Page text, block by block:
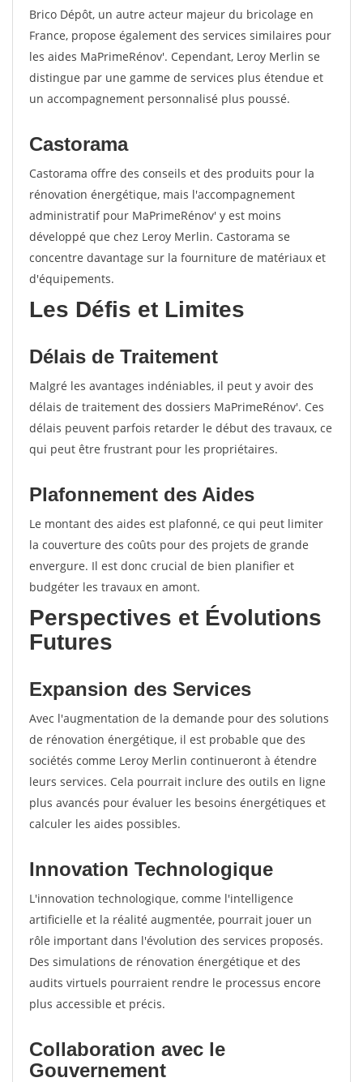
Brico Dépôt, un autre acteur majeur du bricolage en
France, propose également des services similaires pour
les aides MaPrimeRénov'. Cependant, Leroy Merlin se
distingue par une gamme de services plus étendue et
un accompagnement personnalisé plus poussé.
Castorama
Castorama offre des conseils et des produits pour la
rénovation énergétique, mais l'accompagnement
administratif pour MaPrimeRénov' y est moins
développé que chez Leroy Merlin. Castorama se
concentre davantage sur la fourniture de matériaux et
d'équipements.
Les Défis et Limites
Délais de Traitement
Malgré les avantages indéniables, il peut y avoir des
délais de traitement des dossiers MaPrimeRénov'. Ces
délais peuvent parfois retarder le début des travaux, ce
qui peut être frustrant pour les propriétaires.
Plafonnement des Aides
Le montant des aides est plafonné, ce qui peut limiter
la couverture des coûts pour des projets de grande
envergure. Il est donc crucial de bien planifier et
budgéter les travaux en amont.
Perspectives et Évolutions
Futures
Expansion des Services
Avec l'augmentation de la demande pour des solutions
de rénovation énergétique, il est probable que des
sociétés comme Leroy Merlin continueront à étendre
leurs services. Cela pourrait inclure des outils en ligne
plus avancés pour évaluer les besoins énergétiques et
calculer les aides possibles.
Innovation Technologique
L'innovation technologique, comme l'intelligence
artificielle et la réalité augmentée, pourrait jouer un
rôle important dans l'évolution des services proposés.
Des simulations de rénovation énergétique et des
audits virtuels pourraient rendre le processus encore
plus accessible et précis.
Collaboration avec le
Gouvernement